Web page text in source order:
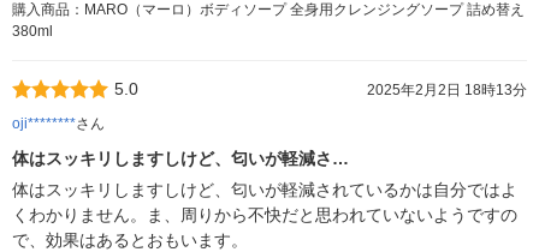
購入商品：MARO（マーロ）ボディソープ 全身用クレンジングソープ 詰め替え
380ml
5.0
2025年2月2日 18時13分
oji********さん
体はスッキリしますしけど、匂いが軽減さ…
体はスッキリしますしけど、匂いが軽減されているかは自分ではよ
くわかりません。ま、周りから不快だと思われていないようですの
で、効果はあるとおもいます。